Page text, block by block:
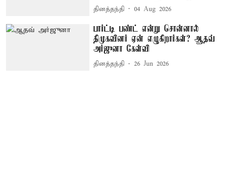
தினத்தந்தி 04 Aug 2026
பார்ட்டி பண்ட் என்று சொன்னால்
திமுகவினர் ஏன் எழுகிறார்கள்? ஆதவ்
அர்ஜுனா கேள்வி
தினத்தந்தி 26 Jun 2026